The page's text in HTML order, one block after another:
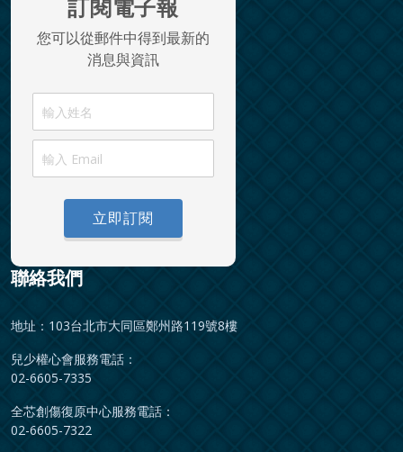
訂閱電子報
您可以從郵件中得到最新的
消息與資訊
立即訂閱
聯絡我們
地址：103台北市大同區鄭州路119號8樓
兒少權心會服務電話：
02-6605-7335
全芯創傷復原中心服務電話：
02-6605-7322